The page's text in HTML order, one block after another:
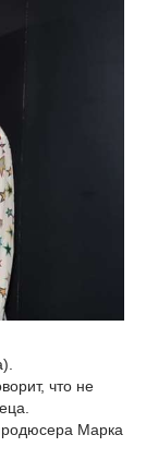
что не
Марка